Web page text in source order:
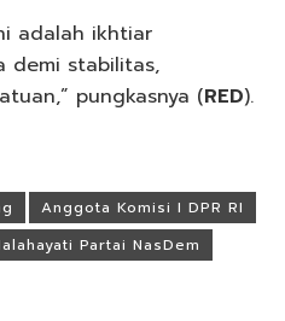
adalah ikhtiar
demi stabilitas,
pungkasnya (RED).
Anggota Komisi I DPR RI
Partai NasDem